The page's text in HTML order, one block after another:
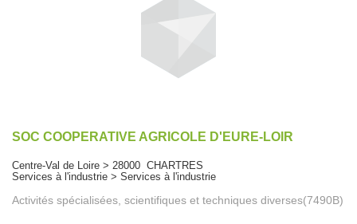
SOC COOPERATIVE AGRICOLE D'EURE-LOIR
Centre-Val de Loire > 28000 CHARTRES
Services à l'industrie > Services à l'industrie
Activités spécialisées, scientifiques et techniques diverses(7490B)